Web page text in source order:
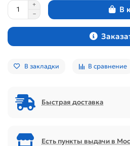
В
В закладки В сравнение
Быстрая доставка
Есть пункты выдачи в